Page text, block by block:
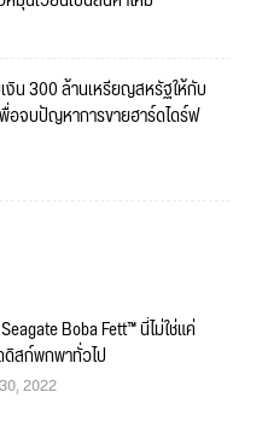
งิน 300 ล้านเหรียญสหรัฐให้กับ
อจบปัญหาการขายฮาร์ดไดร์ฟ
Boba Fett™ นี่ไม่ใช่แค่
สก์พกพาทั่วไป
2022